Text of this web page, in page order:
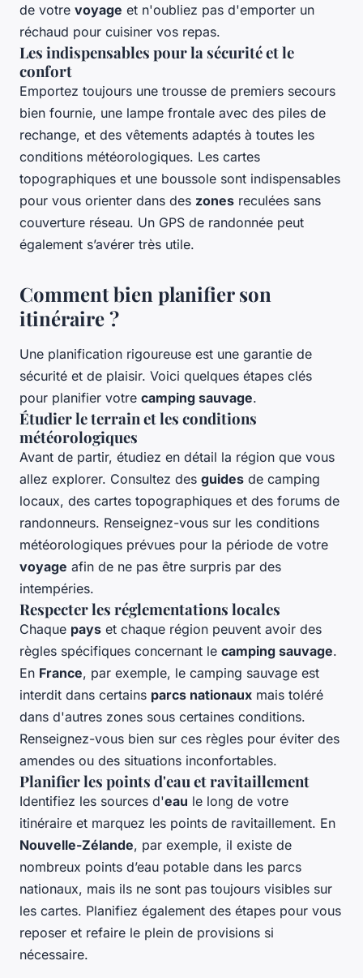
de votre voyage et n'oubliez pas d'emporter un
réchaud pour cuisiner vos repas.
Les indispensables pour la sécurité et le
confort
Emportez toujours une trousse de premiers secours
bien fournie, une lampe frontale avec des piles de
rechange, et des vêtements adaptés à toutes les
conditions météorologiques. Les cartes
topographiques et une boussole sont indispensables
pour vous orienter dans des zones reculées sans
couverture réseau. Un GPS de randonnée peut
également s’avérer très utile.
Comment bien planifier son
itinéraire ?
Une planification rigoureuse est une garantie de
sécurité et de plaisir. Voici quelques étapes clés
pour planifier votre camping sauvage.
Étudier le terrain et les conditions
météorologiques
Avant de partir, étudiez en détail la région que vous
allez explorer. Consultez des guides de camping
locaux, des cartes topographiques et des forums de
randonneurs. Renseignez-vous sur les conditions
météorologiques prévues pour la période de votre
voyage afin de ne pas être surpris par des
intempéries.
Respecter les réglementations locales
Chaque pays et chaque région peuvent avoir des
règles spécifiques concernant le camping sauvage.
En France, par exemple, le camping sauvage est
interdit dans certains parcs nationaux mais toléré
dans d'autres zones sous certaines conditions.
Renseignez-vous bien sur ces règles pour éviter des
amendes ou des situations inconfortables.
Planifier les points d'eau et ravitaillement
Identifiez les sources d'eau le long de votre
itinéraire et marquez les points de ravitaillement. En
Nouvelle-Zélande, par exemple, il existe de
nombreux points d’eau potable dans les parcs
nationaux, mais ils ne sont pas toujours visibles sur
les cartes. Planifiez également des étapes pour vous
reposer et refaire le plein de provisions si
nécessaire.